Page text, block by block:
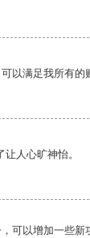
以满足我所有的
人心旷神怡。
可以增加一些新